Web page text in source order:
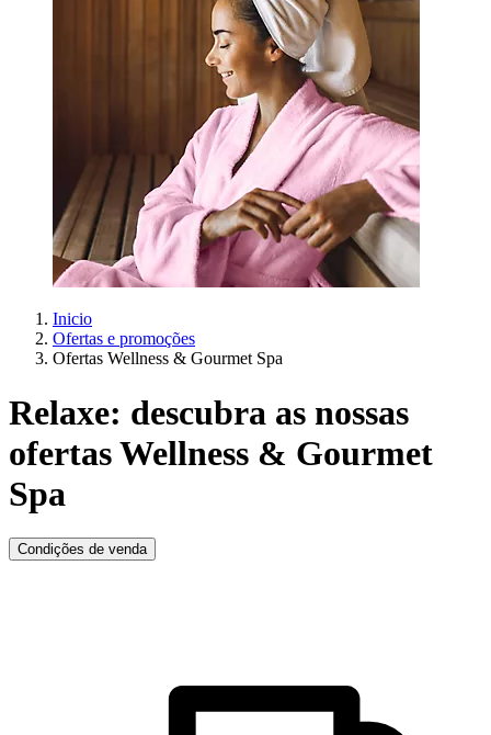
Inicio
Ofertas e promoções
Ofertas Wellness & Gourmet Spa
Relaxe: descubra as nossas
ofertas Wellness & Gourmet
Spa
Condições de venda